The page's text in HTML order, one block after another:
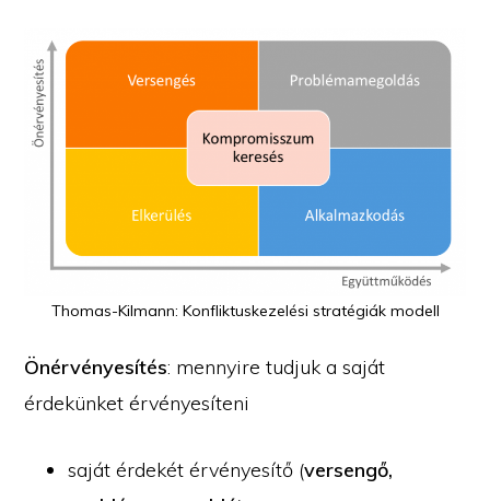
Thomas-Kilmann: Konfliktuskezelési stratégiák modell
Önérvényesítés: mennyire tudjuk a saját
érdekünket érvényesíteni
saját érdekét érvényesítő (versengő,